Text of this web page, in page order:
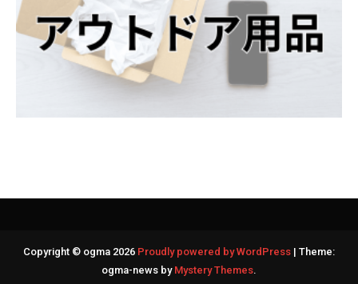
Copyright © ogma 2026 Proudly powered by WordPress | Theme:
ogma-news by Mystery Themes.